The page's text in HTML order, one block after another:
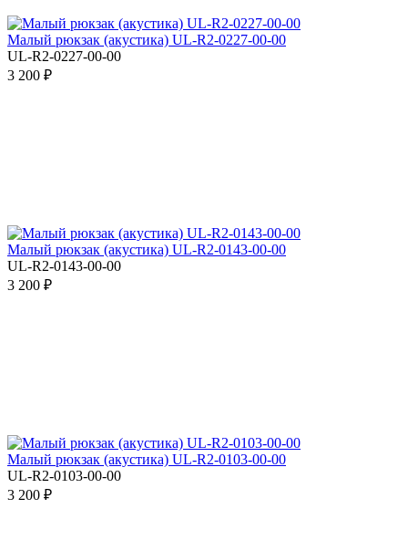
Малый рюкзак (акустика) UL-R2-0227-00-00
UL-R2-0227-00-00
3 200 ₽
Малый рюкзак (акустика) UL-R2-0143-00-00
UL-R2-0143-00-00
3 200 ₽
Малый рюкзак (акустика) UL-R2-0103-00-00
UL-R2-0103-00-00
3 200 ₽